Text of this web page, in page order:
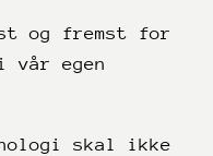
og fremst for
vår egen
skal ikke